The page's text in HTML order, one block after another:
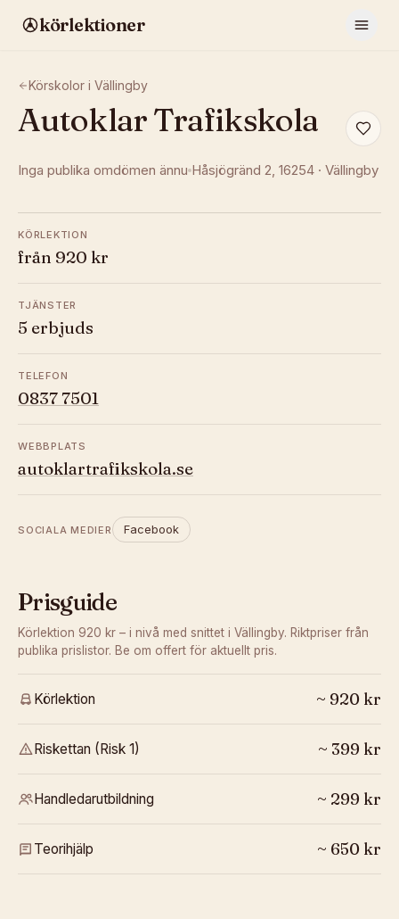
körlektioner
Körskolor i Vällingby
Autoklar Trafikskola
Inga publika omdömen ännu Håsjögränd 2, 16254 · Vällingby
KÖRLEKTION
från 920 kr
TJÄNSTER
5 erbjuds
TELEFON
0837 7501
WEBBPLATS
autoklartrafikskola.se
SOCIALA MEDIER Facebook
Prisguide
Körlektion 920 kr – i nivå med snittet i Vällingby. Riktpriser från
publika prislistor. Be om offert för aktuellt pris.
Körlektion ~ 920 kr
Riskettan (Risk 1) ~ 399 kr
Handledarutbildning ~ 299 kr
Teorihjälp ~ 650 kr